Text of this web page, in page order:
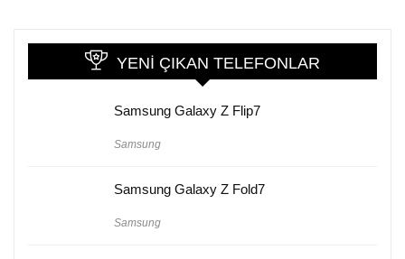
YENI ÇIKAN TELEFONLAR
Samsung Galaxy Z Flip7
Samsung
Samsung Galaxy Z Fold7
Samsung